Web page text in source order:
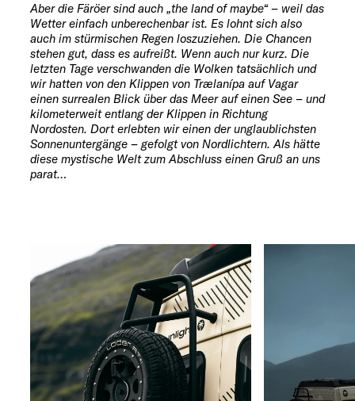
Aber die Färöer sind auch „the land of maybe“ – weil das
Wetter einfach unberechenbar ist. Es lohnt sich also
auch im stürmischen Regen loszuziehen. Die Chancen
stehen gut, dass es aufreißt. Wenn auch nur kurz. Die
letzten Tage verschwanden die Wolken tatsächlich und
wir hatten von den Klippen von Trælanípa auf Vagar
einen surrealen Blick über das Meer auf einen See – und
kilometerweit entlang der Klippen in Richtung
Nordosten. Dort erlebten wir einen der unglaublichsten
Sonnenuntergänge – gefolgt von Nordlichtern. Als hätte
diese mystische Welt zum Abschluss einen Gruß an uns
parat…